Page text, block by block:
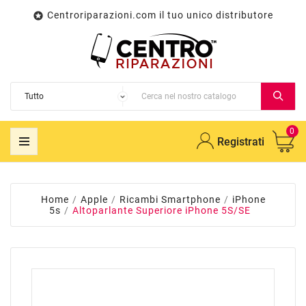
 Centroriparazioni.com il tuo unico distributore
Registrati
0
Home Apple Ricambi Smartphone
iPhone
5s
Altoparlante Superiore iPhone 5S/SE